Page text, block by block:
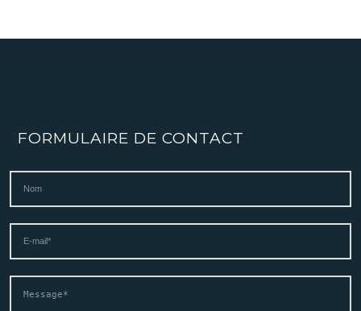
FORMULAIRE DE CONTACT